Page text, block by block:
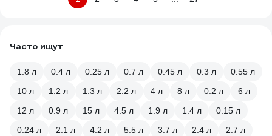
Часто ищут
1.8 л 0.4 л 0.25 л 0.7 л 0.45 л 0.3 л
0.55 л
10 л
1.2 л 1.3 л 2.2 л 4 л 8 л 0.2 л
6 л
12 л
0.9 л 15 л 4.5 л 1.9 л 1.4 л
0.15 л
0.24 л
2.1 л 4.2 л 5.5 л 3.7 л 2.4 л
2.7 л